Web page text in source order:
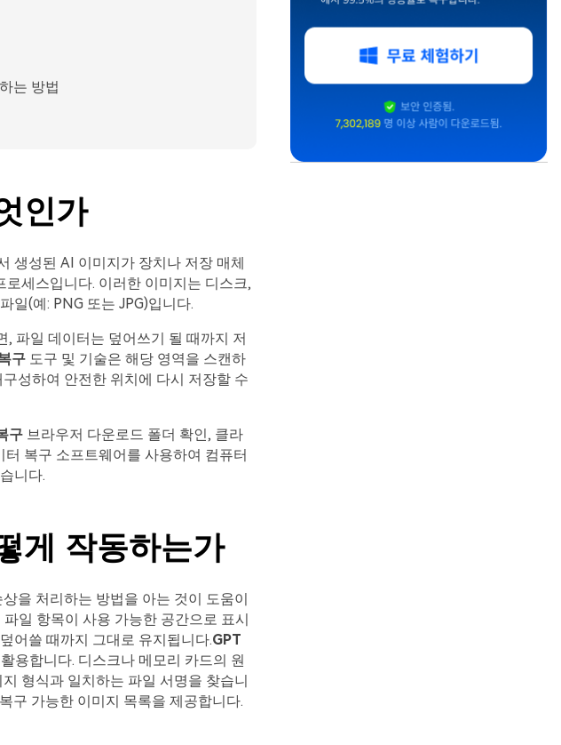
는 방법
인가
생성된 AI 이미지가 장치나 저장 매체
세스입니다. 이러한 이미지는 디스크,
일(예: PNG 또는 JPG)입니다.
파일 데이터는 덮어쓰기 될 때까지 저
구도구 및 기술은 해당 영역을 스캔하
성하여 안전한 위치에 다시 저장할 수
구브라우저 다운로드 폴더 확인, 클라
복구 소프트웨어를 사용하여 컴퓨터
니다.
게 작동하는가
을 처리하는 방법을 아는 것이 도움이
일 항목이 사용 가능한 공간으로 표시
어쓸 때까지 그대로 유지됩니다.GPT
용합니다. 디스크나 메모리 카드의 원
형식과 일치하는 파일 서명을 찾습니
구 가능한 이미지 목록을 제공합니다.